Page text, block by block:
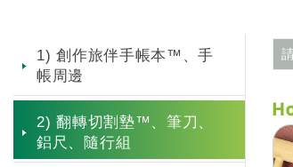
1) 創作旅伴手帳本™、手
帳周邊
2) 翻轉切割墊™、筆刀、
鋁尺、隨行組